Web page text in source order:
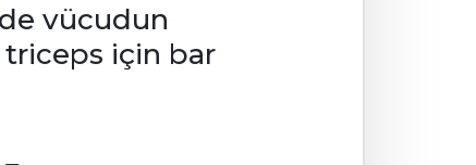
vücudun
triceps için bar